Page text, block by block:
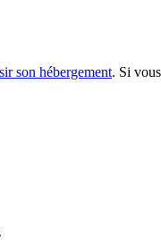
son hébergement. Si